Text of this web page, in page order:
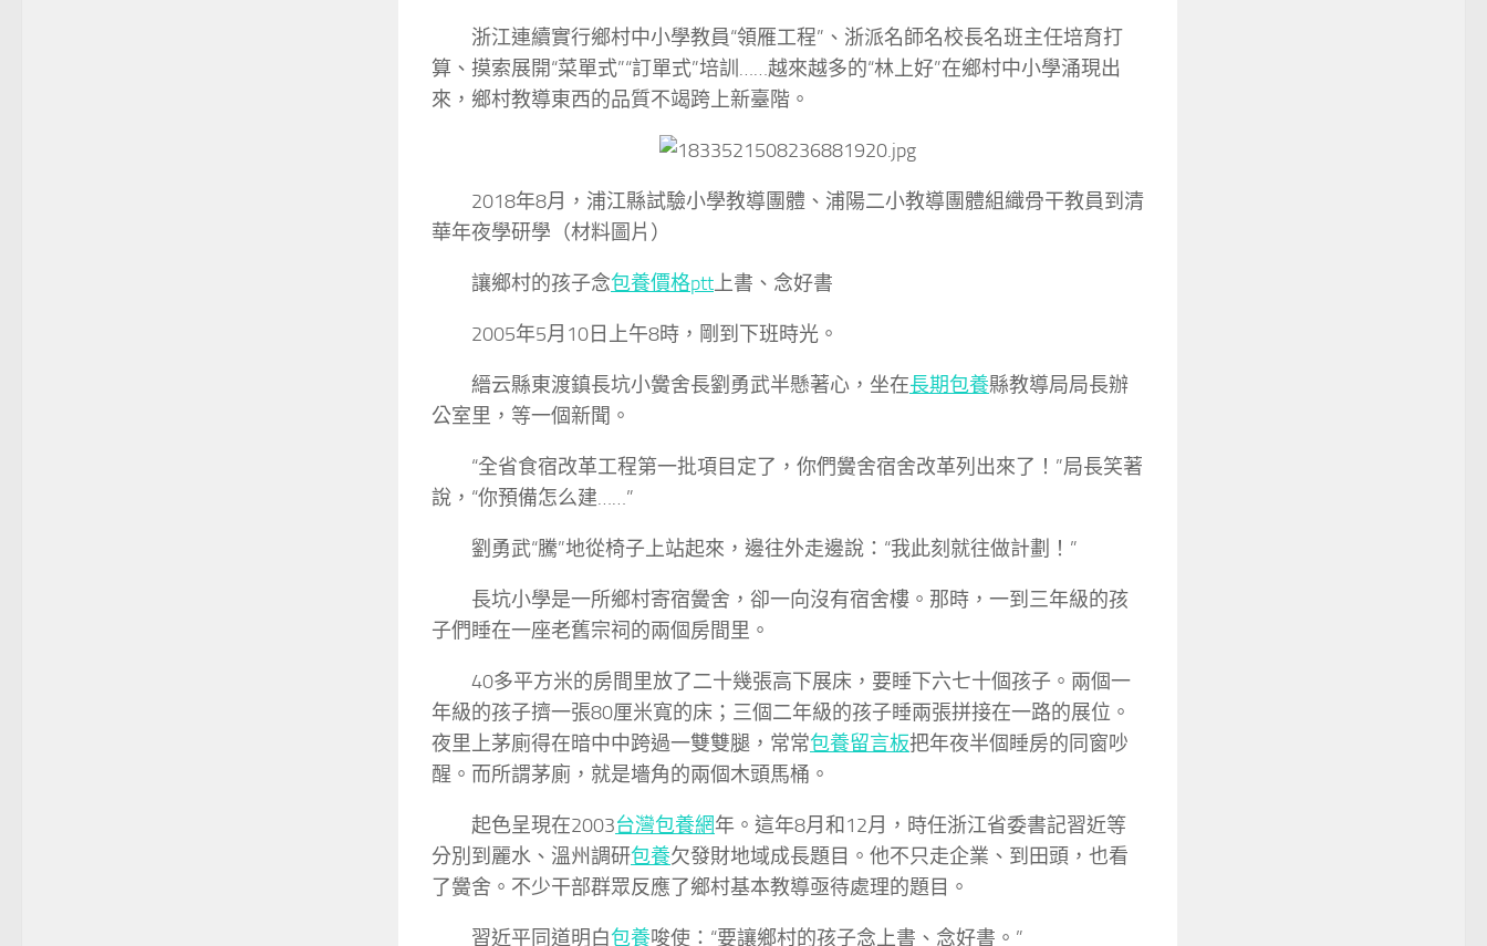
浙江連續實行鄉村中小學教員“領雁工程”、浙派名師名校長名班主任培育打
算、摸索展開“菜單式”“訂單式”培訓……越來越多的“林上好”在鄉村中小學涌現出
來，鄉村教導東西的品質不竭跨上新臺階。
2018年8月，浦江縣試驗小學教導團體、浦陽二小教導團體組織骨干教員到清
華年夜學研學（材料圖片）
讓鄉村的孩子念包養價格ptt上書、念好書
2005年5月10日上午8時，剛到下班時光。
縉云縣東渡鎮長坑小黌舍長劉勇武半懸著心，坐在長期包養縣教導局局長辦
公室里，等一個新聞。
“全省食宿改革工程第一批項目定了，你們黌舍宿舍改革列出來了！”局長笑著
說，“你預備怎么建……”
劉勇武“騰”地從椅子上站起來，邊往外走邊說：“我此刻就往做計劃！”
長坑小學是一所鄉村寄宿黌舍，卻一向沒有宿舍樓。那時，一到三年級的孩
子們睡在一座老舊宗祠的兩個房間里。
40多平方米的房間里放了二十幾張高下展床，要睡下六七十個孩子。兩個一
年級的孩子擠一張80厘米寬的床；三個二年級的孩子睡兩張拼接在一路的展位。
夜里上茅廁得在暗中中跨過一雙雙腿，常常包養留言板把年夜半個睡房的同窗吵
醒。而所謂茅廁，就是墻角的兩個木頭馬桶。
起色呈現在2003台灣包養網年。這年8月和12月，時任浙江省委書記習近等
分別到麗水、溫州調研包養欠發財地域成長題目。他不只走企業、到田頭，也看
了黌舍。不少干部群眾反應了鄉村基本教導亟待處理的題目。
習近平同道明白包養唆使：“要讓鄉村的孩子念上書、念好書。”